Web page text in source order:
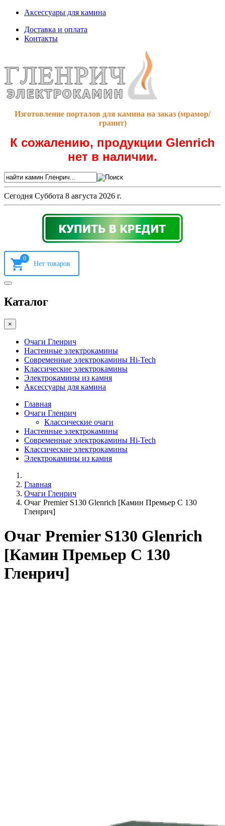
Аксессуары для камина
Доставка и оплата
Контакты
Изготовление порталов для камина на заказ (мрамор/
гранит)
К сожалению, продукции Glenrich
нет в наличии.
Сегодня Суббота 8 августа 2026 г.
0
Каталог
×
Очаги Гленрич
Настенные электрокамины
Современные электрокамины Hi-Tech
Классические электрокамины
Электрокамины из камня
Аксессуары для камина
Главная
Очаги Гленрич
Классические очаги
Настенные электрокамины
Современные электрокамины Hi-Tech
Классические электрокамины
Электрокамины из камня
Главная
Очаги Гленрич
Очаг Premier S130 Glenrich [Камин Премьер С 130
Гленрич]
Очаг Premier S130 Glenrich
[Камин Премьер С 130
Гленрич]